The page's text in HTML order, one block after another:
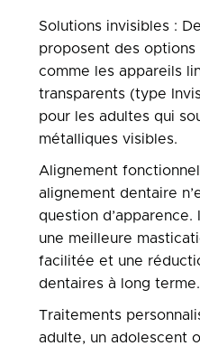
Solutions invisibles :
proposent des
comme les appareils
transparents (type
pour les adultes qui
métalliques visibles.
Alignement
alignement dentaire
question
une meilleure
facilitée et une
dentaires à long terme.
Traitements
adulte, un adolescent